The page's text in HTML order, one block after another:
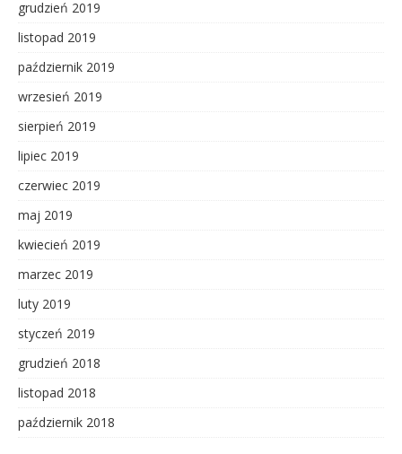
grudzień 2019
listopad 2019
październik 2019
wrzesień 2019
sierpień 2019
lipiec 2019
czerwiec 2019
maj 2019
kwiecień 2019
marzec 2019
luty 2019
styczeń 2019
grudzień 2018
listopad 2018
październik 2018